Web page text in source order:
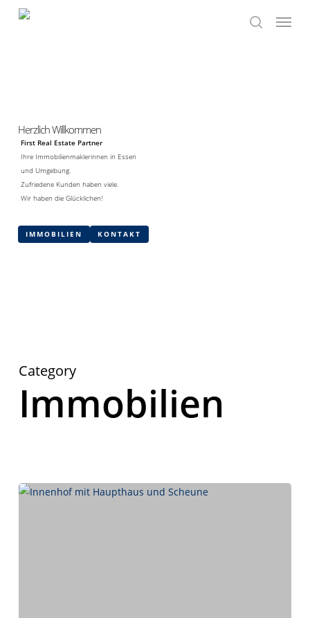
search
Menu
Herzlich Willkommen
First Real Estate Partner
Ihre Immobilienmaklerinnen in Essen
und Umgebung.
Zufriedene Kunden haben viele.
Wir haben die Glücklichen!
IMMOBILIEN KONTAKT
Herzlich Willkommen
First Real Estate Partner
Category
Immobilien